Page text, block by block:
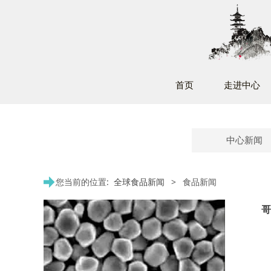
首页 走进中心
中心新闻
您当前的位置: 全球食品新闻 > 食品新闻